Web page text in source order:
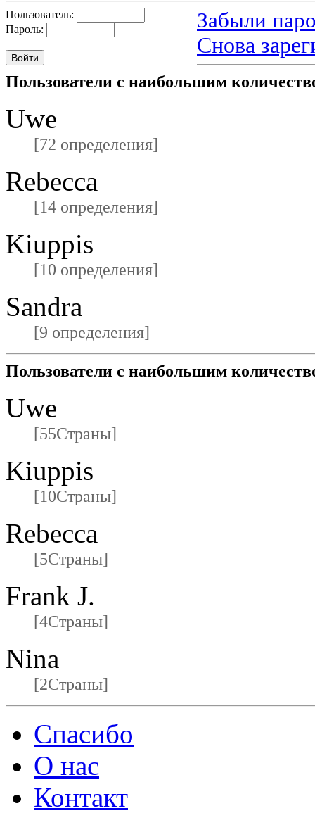
Пользователь:
Пароль:
Забыли
Снова
Пользователи с наибольшим
Uwe
[72 определения]
Rebecca
[14 определения]
Kiuppis
[10 определения]
Sandra
[9 определения]
Пользователи с наибольшим
Uwe
[55Страны]
Kiuppis
[10Страны]
Rebecca
[5Страны]
Frank J.
[4Страны]
Nina
[2Страны]
Спасибо
О нас
Контакт